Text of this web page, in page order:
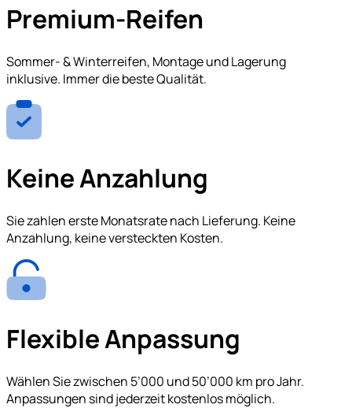
Premium-Reifen
Sommer- & Winterreifen, Montage und Lagerung
inklusive. Immer die beste Qualität.
Keine Anzahlung
Sie zahlen erste Monatsrate nach Lieferung. Keine
Anzahlung, keine versteckten Kosten.
Flexible Anpassung
Wählen Sie zwischen 5’000 und 50’000 km pro Jahr.
Anpassungen sind jederzeit kostenlos möglich.